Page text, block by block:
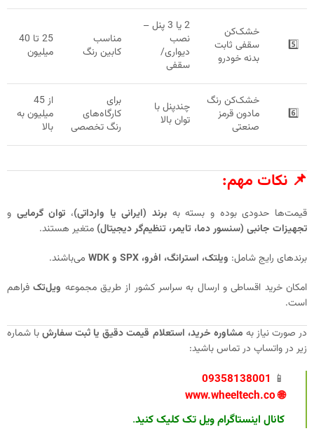
5️⃣
خشک‌کن
سقفی ثابت
بدنه خودرو
2 یا 3 پنل –
نصب
دیواری/
سقفی
مناسب
کابین رنگ
25 تا 40
میلیون
6️⃣
خشک‌کن رنگ
مادون قرمز
صنعتی
چندپنل با
توان بالا
برای
کارگاه‌های
رنگ تخصصی
از 45
میلیون به
بالا
📌 نکات مهم:
قیمت‌ها حدودی بوده و بسته به برند (ایرانی یا وارداتی)، توان گرمایی و
تجهیزات جانبی (سنسور دما، تایمر، تنظیم‌گر دیجیتال) متغیر هستند.
برندهای رایج شامل: ویلتک، استرانگ، افرو، SPX و WDK
می‌باشند.
امکان خرید اقساطی و ارسال به سراسر کشور از طریق مجموعه ویل‌تکفراهم
است.
در صورت نیاز به مشاوره خرید، استعلام قیمت دقیق یا ثبت سفارشبا شماره
زیر در واتساپ در تماس باشید:
📱
09358138001
🌐
www.wheeltech.co
کانال اینستاگرام ویل تک کلیک کنید.